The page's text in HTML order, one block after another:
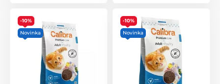
-10%
Novinka
-10%
Novinka